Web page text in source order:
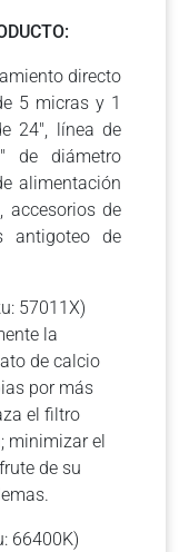
directo
5 micras y 1
24″, línea de
de diámetro
alimentación
accesorios de
antigoteo de
57011X)
la
de calcio
por más
el filtro
minimizar el
de su
66400K)